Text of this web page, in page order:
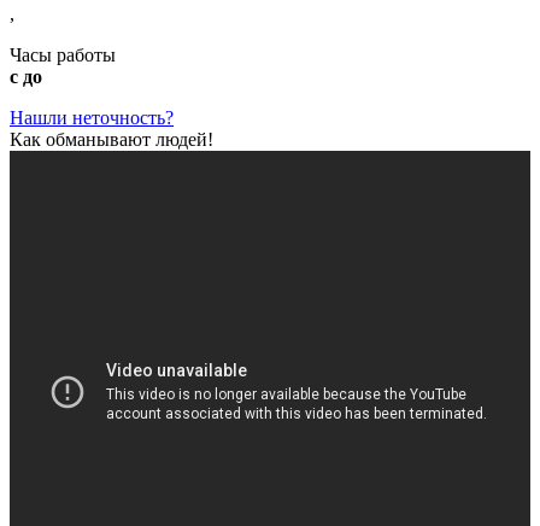
,
Часы работы
с до
Нашли неточность?
Как обманывают людей!